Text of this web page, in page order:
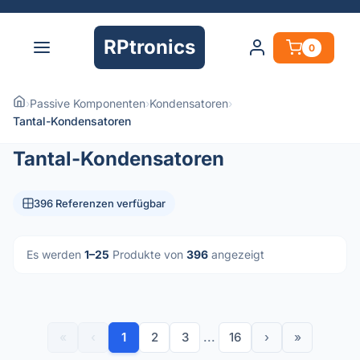
RPtronics 0
›Passive Komponenten›Kondensatoren›
Tantal-Kondensatoren
Tantal-Kondensatoren
396 Referenzen verfügbar
Es werden 1–25 Produkte von 396 angezeigt
1 2 3 ... 16 › »